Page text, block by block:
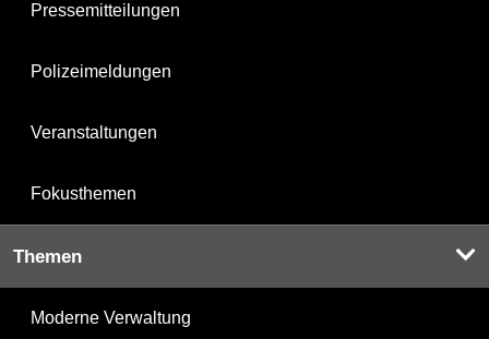
Pressemitteilungen
Polizeimeldungen
Veranstaltungen
Fokusthemen
Themen
Moderne Verwaltung